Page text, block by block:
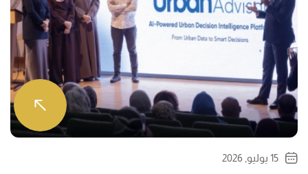
15 يوليو, 2026